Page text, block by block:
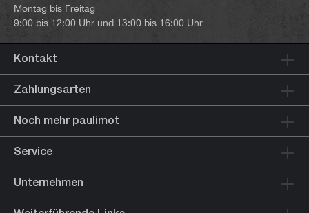
Montag bis Freitag
9:00 bis 12:00 Uhr und 13:00 bis 16:00 Uhr
Kontakt
Zahlungsarten
Noch mehr paulimot
Service
Unternehmen